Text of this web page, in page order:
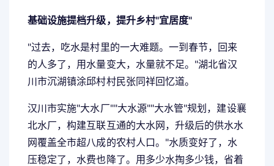
基础设施提档升级，提升乡村"宜居度"
"过去，吃水是村里的一大难题。一到春节，回来
的人多了，用水量变大，水量就不足。"湖北省汉
川市沉湖镇涂邱村村民张同祥回忆道。
汉川市实施"大水厂""大水源""大水管"规划，建设襄
北水厂，构建互联互通的大水网，升级后的供水水
网覆盖全市超八成的农村人口。"水质变好了，水
压稳定了，水费也降了。用多少水掏多少钱，省着